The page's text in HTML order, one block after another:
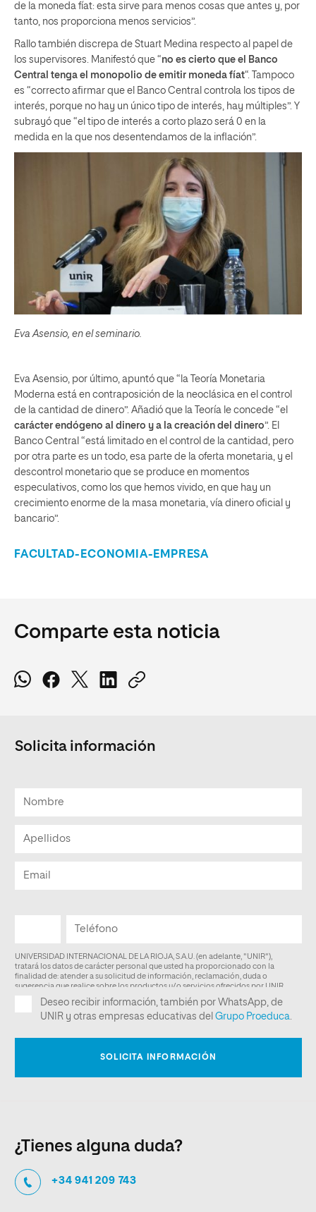
de la moneda fíat: esta sirve para menos cosas que antes y, por
tanto, nos proporciona menos servicios”.
Rallo también discrepa de Stuart Medina respecto al papel de
los supervisores. Manifestó que “no es cierto que el Banco
Central tenga el monopolio de emitir moneda fíat“. Tampoco
es “correcto afirmar que el Banco Central controla los tipos de
interés, porque no hay un único tipo de interés, hay múltiples”. Y
subrayó que “el tipo de interés a corto plazo será 0 en la
medida en la que nos desentendamos de la inflación”.
Eva Asensio, en el seminario.
Eva Asensio, por último, apuntó que “la Teoría Monetaria
Moderna está en contraposición de la neoclásica en el control
de la cantidad de dinero”. Añadió que la Teoría le concede “el
carácter endógeno al dinero y a la creación del dinero”. El
Banco Central “está limitado en el control de la cantidad, pero
por otra parte es un todo, esa parte de la oferta monetaria, y el
descontrol monetario que se produce en momentos
especulativos, como los que hemos vivido, en que hay un
crecimiento enorme de la masa monetaria, vía dinero oficial y
bancario”.
FACULTAD-ECONOMIA-EMPRESA
Comparte esta noticia
Solicita información
¿Tienes alguna duda?
+34 941 209 743